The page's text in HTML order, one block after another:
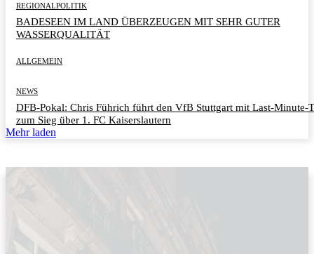
REGIONALPOLITIK
BADESEEN IM LAND ÜBERZEUGEN MIT SEHR GUTER
WASSERQUALITÄT
ALLGEMEIN
NEWS
DFB-Pokal: Chris Führich führt den VfB Stuttgart mit Last-Minute-
zum Sieg über 1. FC Kaiserslautern
Mehr laden